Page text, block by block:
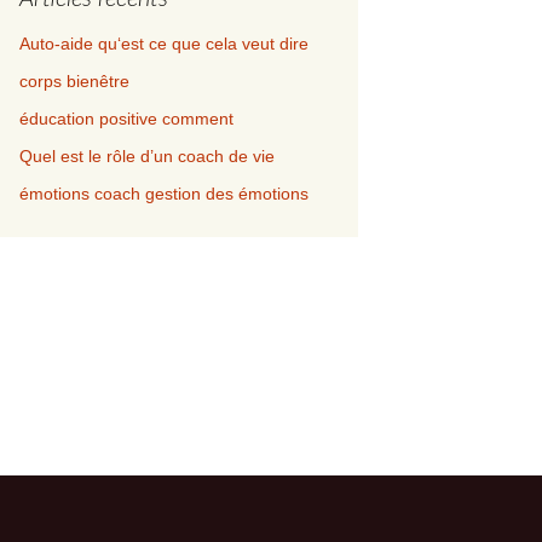
Auto-aide qu‘est ce que cela veut dire
corps bienêtre
éducation positive comment
Quel est le rôle d’un coach de vie
émotions coach gestion des émotions